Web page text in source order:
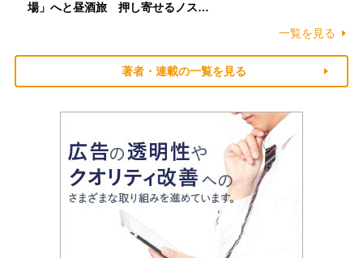
場」へと昼酒旅 押し寄せるノス…
一覧を見る
著者・連載の一覧を見る